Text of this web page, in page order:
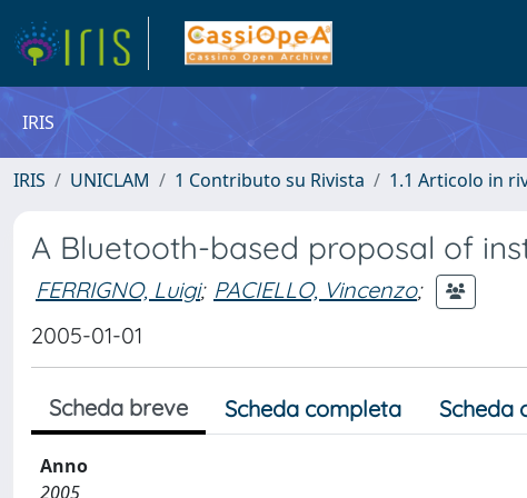
IRIS
IRIS UNICLAM 1 Contributo su Rivista 1.1 Articolo in
A Bluetooth-based proposal of
FERRIGNO, Luigi; PACIELLO, Vincenzo;
2005-01-01
Scheda breve Scheda completa Scheda
Anno
2005